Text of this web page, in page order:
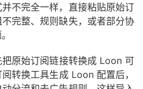
不完全一样，直接粘贴原始订
完整、规则缺失，或者部分协
原始订阅链接转换成 Loon 可
转换工具生成 Loon 配置后，